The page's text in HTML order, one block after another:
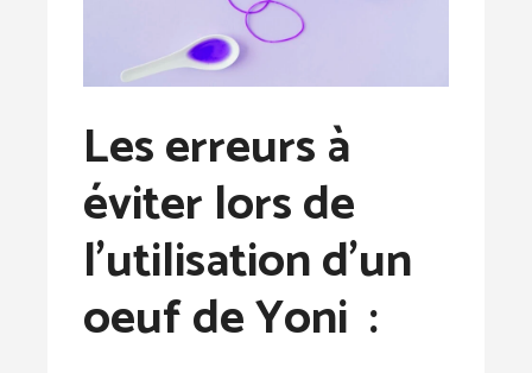
Les erreurs à
éviter lors de
l’utilisation d’un
oeuf de Yoni :